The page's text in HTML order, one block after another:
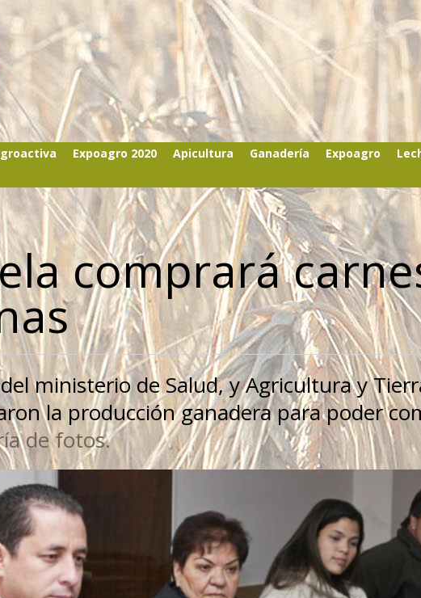
Expoagro 2020 Apicultura Ganadería Expoagro
comprará
ministerio de Salud, y Agricultura y
la producción ganadera para poder
de fotos.